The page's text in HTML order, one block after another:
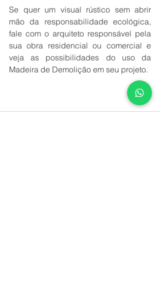
Se quer um visual rústico sem abrir
mão da responsabilidade ecológica,
fale com o arquiteto responsável pela
sua obra residencial ou comercial e
veja as possibilidades do uso da
Madeira de Demolição em seu projeto.